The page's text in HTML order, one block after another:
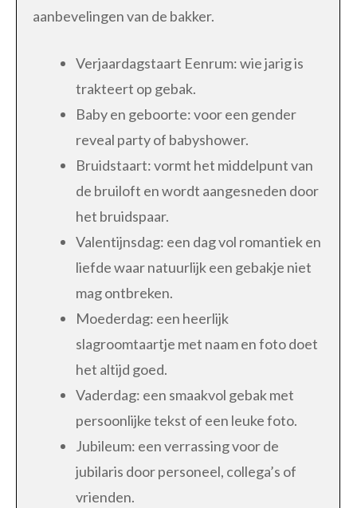
aanbevelingen van de bakker.
Verjaardagstaart Eenrum: wie jarig is
trakteert op gebak.
Baby en geboorte: voor een gender
reveal party of babyshower.
Bruidstaart: vormt het middelpunt van
de bruiloft en wordt aangesneden door
het bruidspaar.
Valentijnsdag: een dag vol romantiek en
liefde waar natuurlijk een gebakje niet
mag ontbreken.
Moederdag: een heerlijk
slagroomtaartje met naam en foto doet
het altijd goed.
Vaderdag: een smaakvol gebak met
persoonlijke tekst of een leuke foto.
Jubileum: een verrassing voor de
jubilaris door personeel, collega’s of
vrienden.